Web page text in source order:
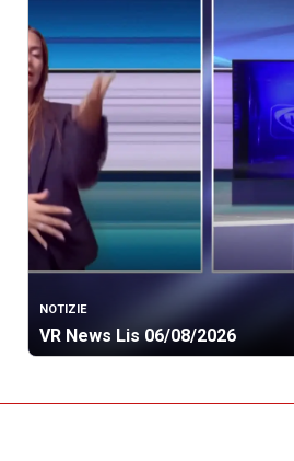
NOTIZIE
VR News Lis 06/08/2026